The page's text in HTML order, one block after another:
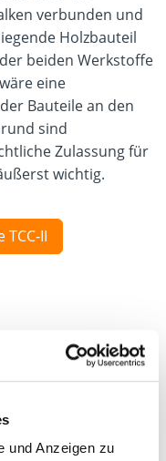
und Anzeigen zu
verbunden und
Holzbauteil
beiden Werkstoffe
eine
Bauteile an den
sind
Zulassung für
wichtig.
II